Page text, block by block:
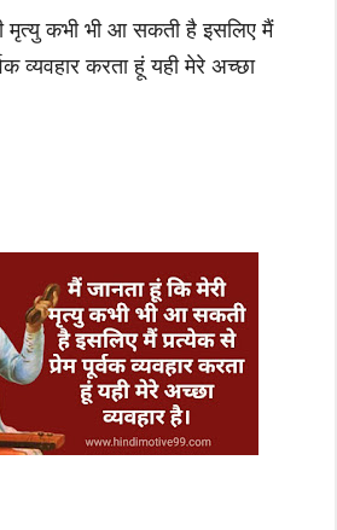
मृत्यु कभी भी आ सकती है इसलिए मैं
व्यवहार करता हूं यही मेरे अच्छा